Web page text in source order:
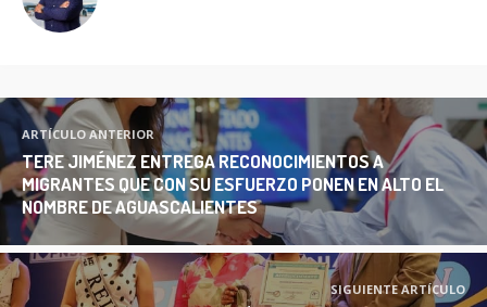
ARTÍCULO ANTERIOR
TERE JIMÉNEZ ENTREGA RECONOCIMIENTOS A
MIGRANTES QUE CON SU ESFUERZO PONEN EN ALTO EL
NOMBRE DE AGUASCALIENTES
SIGUIENTE ARTÍCULO